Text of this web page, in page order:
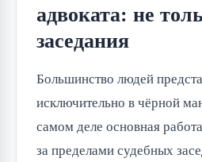
адвоката: не
заседания
Большинство людей
исключительно в чёрной
самом деле основная
за пределами судебных